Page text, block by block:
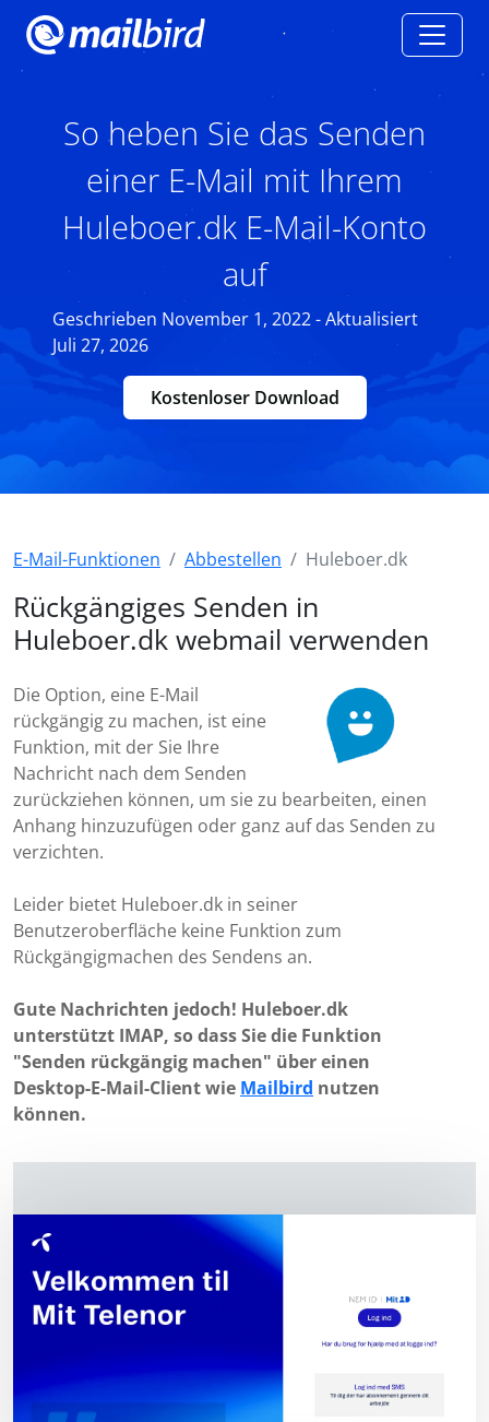
So heben Sie das Senden
einer E-Mail mit Ihrem
Huleboer.dk E-Mail-Konto
auf
Geschrieben November 1, 2022 - Aktualisiert
Juli 27, 2026
Kostenloser Download
E-Mail-Funktionen Abbestellen Huleboer.dk
Rückgängiges Senden in
Huleboer.dk webmail verwenden
Die Option, eine E-Mail
rückgängig zu machen, ist eine
Funktion, mit der Sie Ihre
Nachricht nach dem Senden
zurückziehen können, um sie zu bearbeiten, einen
Anhang hinzuzufügen oder ganz auf das Senden zu
verzichten.
Leider bietet Huleboer.dk in seiner
Benutzeroberfläche keine Funktion zum
Rückgängigmachen des Sendens an.
Gute Nachrichten jedoch! Huleboer.dk
unterstützt IMAP, so dass Sie die Funktion
"Senden rückgängig machen" über einen
Desktop-E-Mail-Client wie Mailbird nutzen
können.